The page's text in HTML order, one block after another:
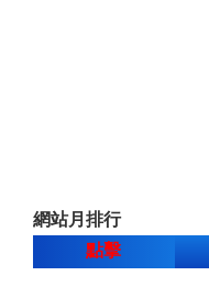
網站月排行
點擊